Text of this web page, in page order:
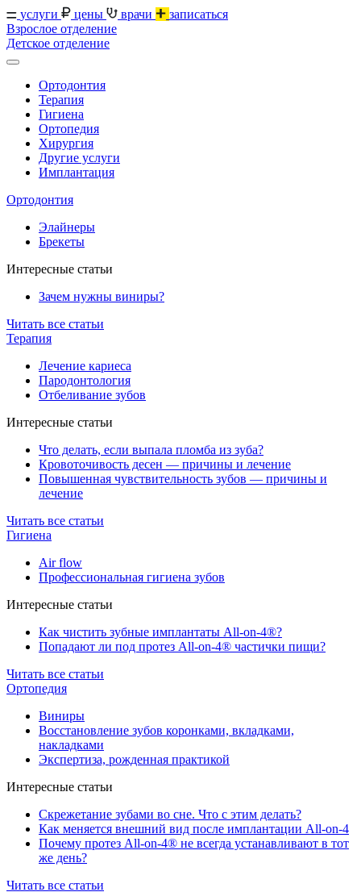
услуги цены врачи
записаться
Взрослое отделение
Детское отделение
Ортодонтия
Терапия
Гигиена
Ортопедия
Хирургия
Другие услуги
Имплантация
Ортодонтия
Элайнеры
Брекеты
Интересные статьи
Зачем нужны виниры?
Читать все статьи
Терапия
Лечение кариеса
Пародонтология
Отбеливание зубов
Интересные статьи
Что делать, если выпала пломба из зуба?
Кровоточивость десен — причины и лечение
Повышенная чувствительность зубов — причины и
лечение
Читать все статьи
Гигиена
Air flow
Профессиональная гигиена зубов
Интересные статьи
Как чистить зубные имплантаты All-on-4®?
Попадают ли под протез All-on-4® частички пищи?
Читать все статьи
Ортопедия
Виниры
Восстановление зубов коронками, вкладками,
накладками
Экспертиза, рожденная практикой
Интересные статьи
Скрежетание зубами во сне. Что с этим делать?
Как меняется внешний вид после имплантации All-on-4
Почему протез All-on-4® не всегда устанавливают в тот
же день?
Читать все статьи